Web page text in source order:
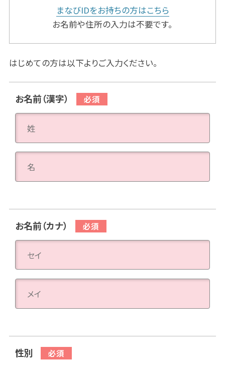
まなびIDをお持ちの方はこちら
お名前や住所の入力は不要です。
はじめての方は以下よりご入力ください。
お名前（漢字）
お名前（カナ）
性別